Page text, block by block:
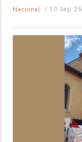
Nacional / 10 Sep 26